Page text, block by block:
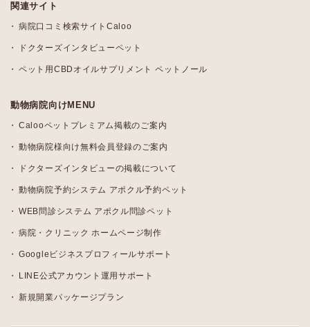
関連サイト
病院口コミ検索サイトCaloo
ドクターズインタビューペット
ペット用CBDオイルサプリメント ペットノール
動物病院向けMENU
Calooペットプレミアム掲載のご案内
動物病院様向け無料会員登録のご案内
ドクターズインタビューの掲載について
動物病院予約システム アポクル予約ペット
WEB問診システム アポクル問診ペット
病院・クリニック ホームページ制作
Googleビジネスプロフィールサポート
LINE公式アカウント運用サポート
新規開業パッケージプラン